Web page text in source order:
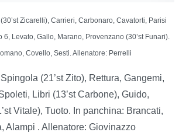
Zicarelli), Carrieri, Carbonaro, Cavatorti, Parisi
6, Levato, Gallo, Marano, Provenzano (30’st Funari).
Covello, Sesti. Allenatore: Perrelli
(21’st Zito), Rettura, Gangemi,
Libri (13’st Carbone), Guido,
Vitale), Tuoto. In panchina: Brancati,
Alampi . Allenatore: Giovinazzo